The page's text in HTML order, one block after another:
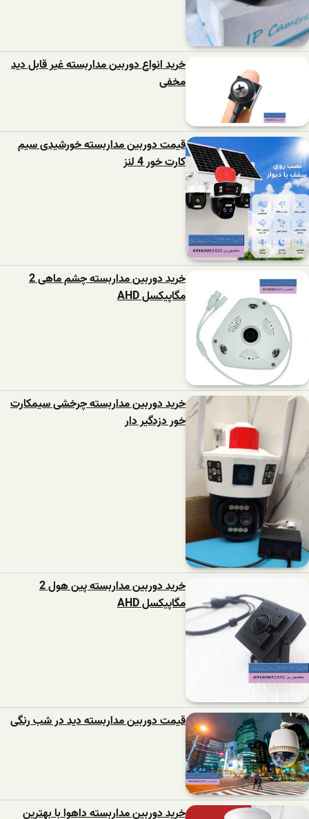
خرید انواع دوربین مداربسته غیر قابل دید
مخفی
قیمت دوربین مداربسته خورشیدی سیم
کارت خور 4 لنز
خرید دوربین مداربسته چشم ماهی 2
مگاپیکسل AHD
خرید دوربین مداربسته چرخشی سیمکارت
خور دزدگیر دار
خرید دوربین مداربسته پین هول 2
مگاپیکسل AHD
قیمت دوربین مداربسته دید در شب رنگی
خرید دوربین مداربسته داهوا با بهترین